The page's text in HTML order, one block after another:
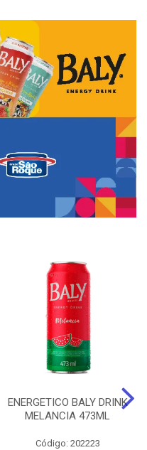
ENERGETICO BALY DRINK
MELANCIA 473ML
Código: 202223